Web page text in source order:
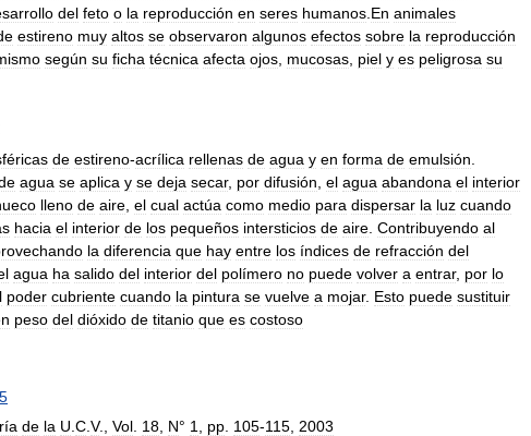
del feto o la reproducción en seres humanos En animales
estireno muy altos se observaron algunos efectos sobre la reproducción
según su ficha técnica afecta ojos mucosas piel y es peligrosa su
de estireno-acrílica rellenas de agua y en forma de emulsión
agua se aplica y se deja secar, por difusión el agua abandona el interior
lleno de aire el cual actúa como medio para dispersar la luz cuando
hacia el interior de los pequeños intersticios de aire Contribuyendo al
la diferencia que hay entre los índices de refracción del
agua ha salido del interior del polímero no puede volver a entrar, por lo
poder cubriente cuando la pintura se vuelve a mojar. Esto puede sustituir
peso del dióxido de titanio que es costoso
de la U C V., Vol 18 N° 1 pp 105-115 2003